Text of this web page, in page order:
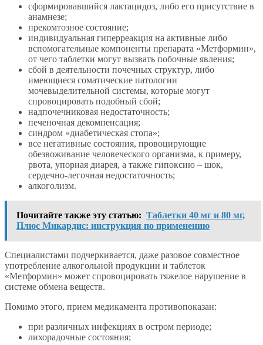
сформировавшийся лактацидоз, либо его присутствие в
анамнезе;
прекомтозное состояние;
индивидуальная гиперреакция на активные либо
вспомогательные компоненты препарата «Метформин»,
от чего таблетки могут вызвать побочные явления;
сбой в деятельности почечных структур, либо
имеющиеся соматические патологии
мочевыделительной системы, которые могут
спровоцировать подобный сбой;
надпочечниковая недостаточность;
печеночная декомпенсация;
синдром «диабетическая стопа»;
все негативные состояния, провоцирующие
обезвоживание человеческого организма, к примеру,
рвота, упорная диарея, а также гипоксию – шок,
сердечно-легочная недостаточность;
алкоголизм.
Почитайте также эту статью: Таблетки 40 мг и 80 мг,
Плюс Микардис: инструкция по применению
Специалистами подчеркивается, даже разовое совместное
употребление алкогольной продукции и таблеток
«Метформин» может спровоцировать тяжелое нарушение в
системе обмена веществ.
Помимо этого, прием медикамента противопоказан:
при различных инфекциях в остром периоде;
лихорадочные состояния;